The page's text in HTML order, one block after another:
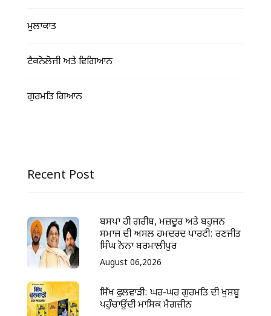
ਮੁਲਾਕਾਤ
ਟੈਕਨੋਲੋਜੀ ਅਤੇ ਵਿਗਿਆਨ
ਗੁਰਮਤਿ ਗਿਆਨ
Recent Post
ਬਸਪਾ ਹੀ ਗਰੀਬ, ਮਜ਼ਦੂਰ ਅਤੇ ਬਹੁਜਨ
ਸਮਾਜ ਦੀ ਅਸਲ ਹਮਦਰਦ ਪਾਰਟੀ: ਰਣਜੀਤ
ਸਿੰਘ ਨੋਨਾ ਬਰਮਾਲੀਪੁਰ
August 06,2026
ਸਿੱਖ ਫੁਲਵਾੜੀ: ਘਰ-ਘਰ ਗੁਰਮਤਿ ਦੀ ਖੁਸ਼ਬੂ
ਪਹੁੰਚਾਉਂਦੀ ਮਾਸਿਕ ਮੈਗਜ਼ੀਨ